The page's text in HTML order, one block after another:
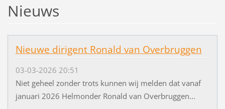
Nieuws
Nieuwe dirigent Ronald van Overbruggen
03-03-2026 20:51
Niet geheel zonder trots kunnen wij melden dat vanaf
januari 2026 Helmonder Ronald van Overbruggen...